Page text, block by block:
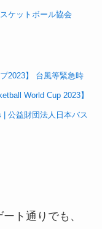
ケットボール協会
2023】 台風等緊急時
World Cup 2023】
公益財団法人日本バス
ト通りでも、